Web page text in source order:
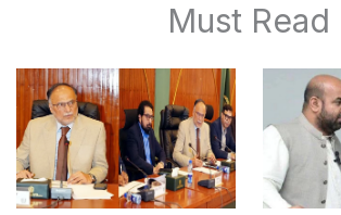
Must Read